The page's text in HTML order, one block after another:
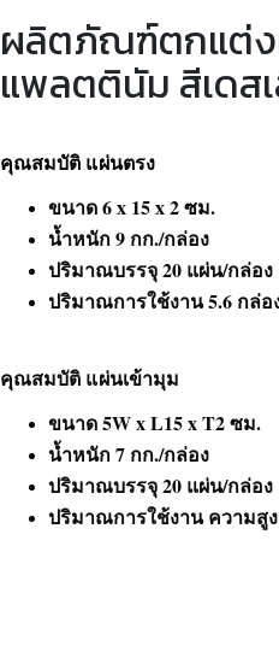
ผลิตภัณฑ์ตกแต่ง
แพลตตินัม สีเดส
คุณสมบัติ แผ่นตรง
ขนาด 6 x 15 x 2 ซม.
น้ำหนัก 9 กก./กล่อง
ปริมาณบรรจุ 20 แผ่น/กล่อง
ปริมาณการใช้งาน 5.6 กล่อ
คุณสมบัติ แผ่นเข้ามุม
ขนาด 5W x L15 x T2 ซม.
น้ำหนัก 7 กก./กล่อง
ปริมาณบรรจุ 20 แผ่น/กล่อง
ปริมาณการใช้งาน ความสูง